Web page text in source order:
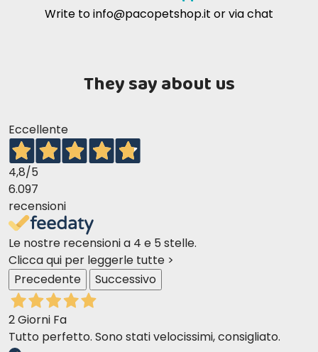
Write toinfo@pacopetshop.it or via chat
They say about us
Eccellente
4,8/5
6.097
recensioni
Le nostre recensioni a 4 e 5 stelle.
Clicca qui per leggerle tutte >
Precedente
Successivo
2 Giorni Fa
Tutto perfetto. Sono stati velocissimi, consigliato.